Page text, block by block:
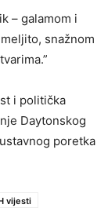
– galamom i
snažnom
i politička
Daytonskog
poretka
vijesti